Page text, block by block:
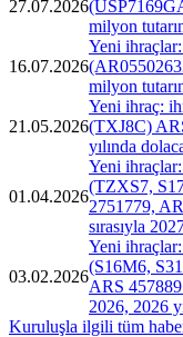
27.07.2026
milyon
16.07.2026
Yeni
milyon
21.05.2026
Yeni ihraç:
(TXJ8C)
yılında
01.04.2026
Yeni
(TZXS7,
2751779,
sırasıyla
03.02.2026
Yeni
(S16M6,
ARS 457889
2026, 2026
Kuruluşla ilgili tüm